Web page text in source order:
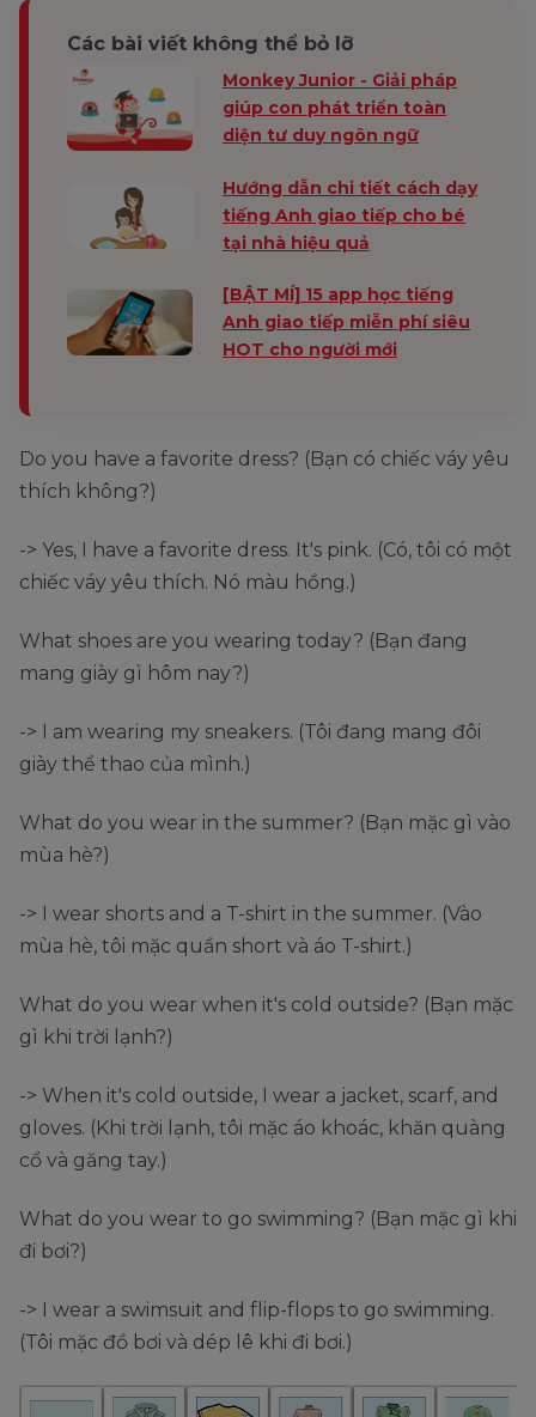
Các bài viết không thể bỏ lỡ
Monkey Junior - Giải pháp
giúp con phát triển toàn
diện tư duy ngôn ngữ
Hướng dẫn chi tiết cách dạy
tiếng Anh giao tiếp cho bé
tại nhà hiệu quả
[BẬT MÍ] 15 app học tiếng
Anh giao tiếp miễn phí siêu
HOT cho người mới
Do you have a favorite dress? (Bạn có chiếc váy yêu
thích không?)
-> Yes, I have a favorite dress. It's pink. (Có, tôi có một
chiếc váy yêu thích. Nó màu hồng.)
What shoes are you wearing today? (Bạn đang
mang giày gì hôm nay?)
-> I am wearing my sneakers. (Tôi đang mang đôi
giày thể thao của mình.)
What do you wear in the summer? (Bạn mặc gì vào
mùa hè?)
-> I wear shorts and a T-shirt in the summer. (Vào
mùa hè, tôi mặc quần short và áo T-shirt.)
What do you wear when it's cold outside? (Bạn mặc
gì khi trời lạnh?)
-> When it's cold outside, I wear a jacket, scarf, and
gloves. (Khi trời lạnh, tôi mặc áo khoác, khăn quàng
cổ và găng tay.)
What do you wear to go swimming? (Bạn mặc gì khi
đi bơi?)
-> I wear a swimsuit and flip-flops to go swimming.
(Tôi mặc đồ bơi và dép lê khi đi bơi.)